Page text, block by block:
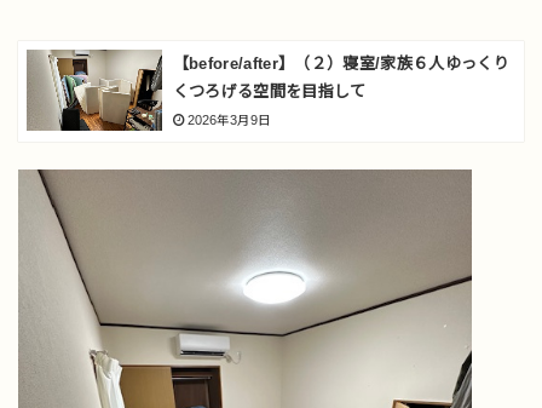
【before/after】（２）寝室/家族６人ゆっくり
くつろげる空間を目指して
2026年3月9日